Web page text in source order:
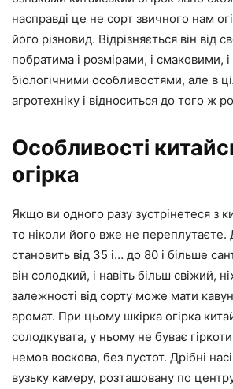
насправді це не сорт звичного нам
його різновид. Відрізняється він від
побратима і розмірами, і смаковими,
біологічними особливостями, але в
агротехніку і відноситься до того ж
Особливості
огірка
Якщо ви одного разу зустрінетеся з
то ніколи його вже не
становить від 35 і… до 80 і більше
він солодкий, і навіть більш свіжий,
залежності від сорту може мати
аромат. При цьому шкірка огірка
солодкувата, у ньому не буває
немов воскова, без пустот. Дрібні
вузьку камеру, розташовану по